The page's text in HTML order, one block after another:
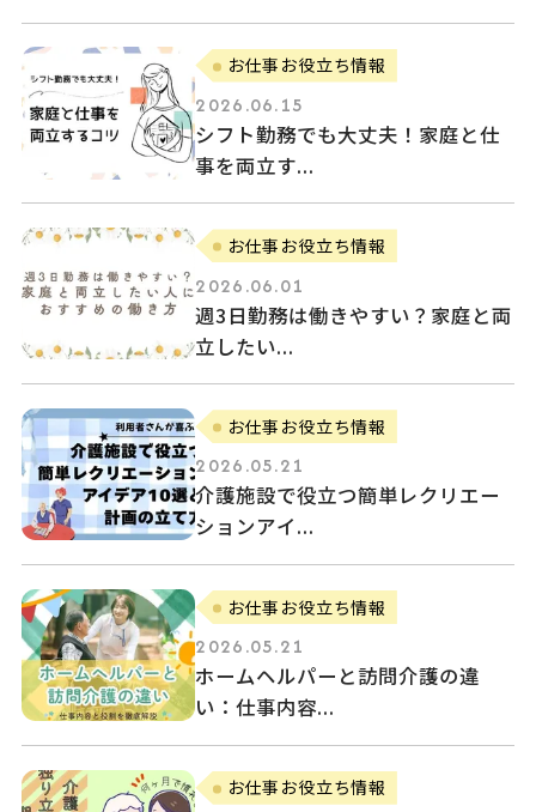
お仕事お役立ち情報
2026.06.15
シフト勤務でも大丈夫！家庭と仕
事を両立す...
お仕事お役立ち情報
2026.06.01
週3日勤務は働きやすい？家庭と両
立したい...
お仕事お役立ち情報
2026.05.21
介護施設で役立つ簡単レクリエー
ションアイ...
お仕事お役立ち情報
2026.05.21
ホームヘルパーと訪問介護の違
い：仕事内容...
お仕事お役立ち情報